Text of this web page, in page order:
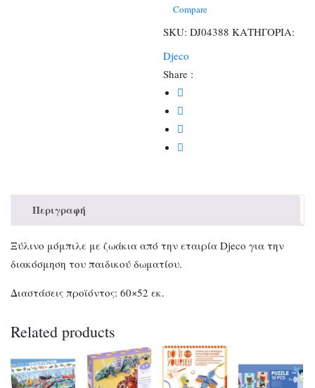
Compare
SKU: DJ04388 ΚΑΤΗΓΟΡΙΑ:
Djeco
Share :
Περιγραφή
Ξύλινο μόμπιλε με ζωάκια από την εταιρία Djeco για την
διακόσμηση του παιδικού δωματίου.
Διαστάσεις προϊόντος: 60×52 εκ.
Related products